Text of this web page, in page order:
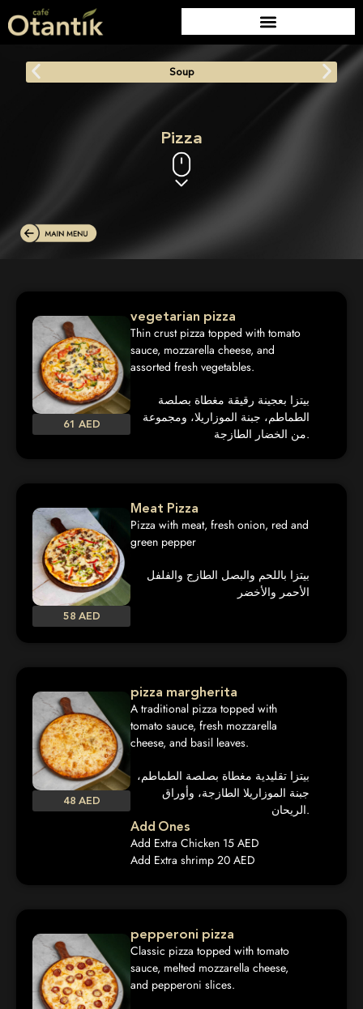
Soup
Pizza
61 AED
vegetarian pizza
Thin crust pizza topped with tomato
sauce, mozzarella cheese, and
assorted fresh vegetables.
بيتزا بعجينة رقيقة مغطاة بصلصة
الطماطم، جبنة الموزاريلا، ومجموعة
من الخضار الطازجة.
58 AED
Meat Pizza
Pizza with meat, fresh onion, red and
green pepper
بيتزا باللحم والبصل الطازج والفلفل
الأحمر والأخضر
48 AED
pizza margherita
A traditional pizza topped with
tomato sauce, fresh mozzarella
cheese, and basil leaves.
بيتزا تقليدية مغطاة بصلصة الطماطم،
جبنة الموزاريلا الطازجة، وأوراق
الريحان.
Add Ones
Add Extra Chicken 15 AED
Add Extra shrimp 20 AED
pepperoni pizza
Classic pizza topped with tomato
sauce, melted mozzarella cheese,
and pepperoni slices.